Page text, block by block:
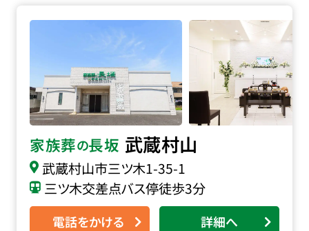
家族葬の長坂 武蔵村山
武蔵村山市三ツ木1-35-1
三ツ木交差点バス停徒歩3分
電話をかける 詳細へ
家族葬の長坂 武蔵村山の詳細へ